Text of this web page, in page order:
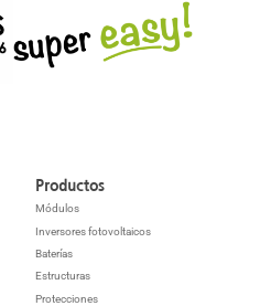
Productos
Módulos
Inversores fotovoltaicos
Baterías
Estructuras
Protecciones